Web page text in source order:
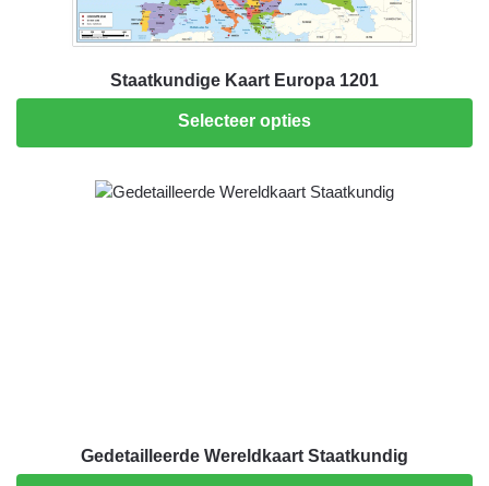
Staatkundige Kaart Europa 1201
Selecteer opties
Gedetailleerde Wereldkaart Staatkundig